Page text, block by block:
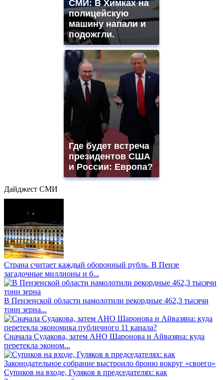
СМИ: В Химках на
полицейскую
машину напали и
подожгли.
Где будет встреча
президентов США
и России: Европа?
Дайджест СМИ
Страна считает каждый оборонный рубль. В Пензе
загадочные миллионы и б...
В Пензенской области намолотили рекордные 462,3 тысячи
тонн зерна...
Сначала Судакова, затем АНО Шаронова и Айвазяна: куда
перетекла эконом...
Супиков на входе, Гуляков в председателях: как